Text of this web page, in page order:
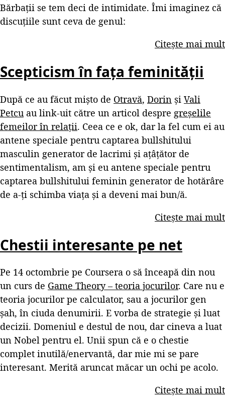
Bărbații se tem deci de intimidate. Îmi imaginez că
discuțiile sunt ceva de genul:
Citește mai mult
Scepticism în fața feminității
După ce au făcut mișto de Otravă, Dorin și Vali
Petcu au link-uit către un articol despre greșelile
femeilor în relații. Ceea ce e ok, dar la fel cum ei au
antene speciale pentru captarea bullshitului
masculin generator de lacrimi și ațâțător de
sentimentalism, am și eu antene speciale pentru
captarea bullshitului feminin generator de hotărâre
de a-ți schimba viața și a deveni mai bun/ă.
Citește mai mult
Chestii interesante pe net
Pe 14 octombrie pe Coursera o să înceapă din nou
un curs de Game Theory – teoria jocurilor. Care nu e
teoria jocurilor pe calculator, sau a jocurilor gen
șah, în ciuda denumirii. E vorba de strategie și luat
decizii. Domeniul e destul de nou, dar cineva a luat
un Nobel pentru el. Unii spun că e o chestie
complet inutilă/enervantă, dar mie mi se pare
interesant. Merită aruncat măcar un ochi pe acolo.
Citește mai mult